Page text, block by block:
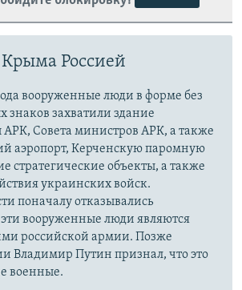
Россией
вооруженные люди в форме без
знаков захватили здание
Совета министров АРК, а также
аэропорт, Керченскую паромную
стратегические объекты, а также
украинских войск.
поначалу отказывались
эти вооруженные люди являются
российской армии. Позже
Владимир Путин признал, что это
военные.